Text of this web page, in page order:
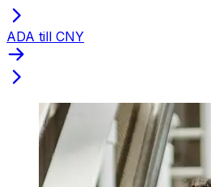
ADA till CNY